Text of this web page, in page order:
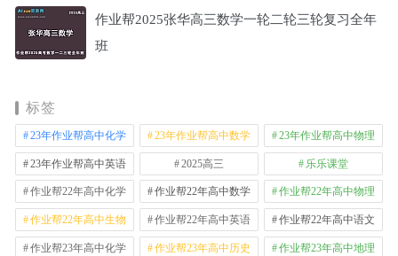
作业帮2025张华高三数学一轮二轮三轮复习全年
班
标签
23年作业帮高中化学 23年作业帮高中数学 23年作业帮高中物理
23年作业帮高中英语 2025高三 乐乐课堂
作业帮22年高中化学 作业帮22年高中数学 作业帮22年高中物理
作业帮22年高中生物 作业帮22年高中英语 作业帮22年高中语文
作业帮23年高中化学 作业帮23年高中历史 作业帮23年高中地理